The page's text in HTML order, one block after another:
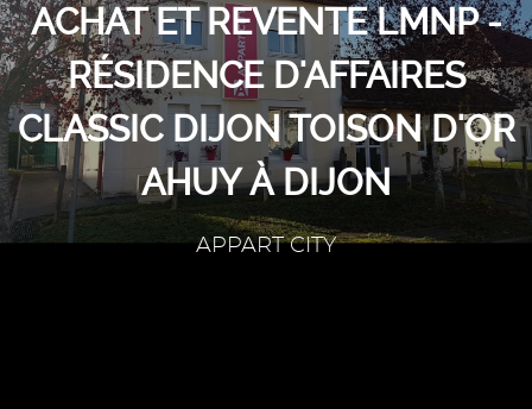
ACHAT ET REVENTE LMNP -
RÉSIDENCE D'AFFAIRES
CLASSIC DIJON TOISON D'OR
AHUY À DIJON
APPART CITY